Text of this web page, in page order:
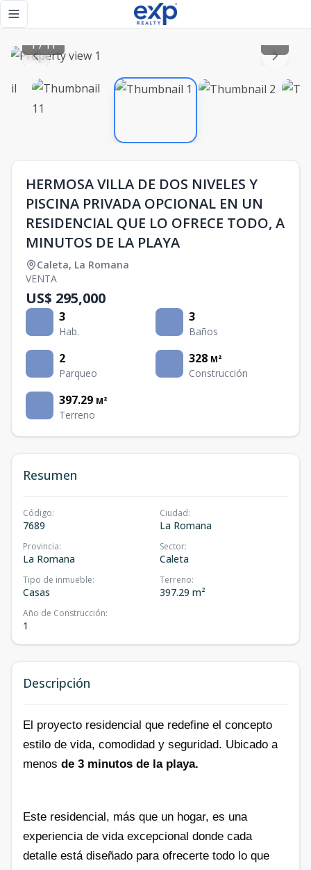
Toggle navigation menu
1/11
HERMOSA VILLA DE DOS NIVELES Y
PISCINA PRIVADA OPCIONAL EN UN
RESIDENCIAL QUE LO OFRECE TODO, A
MINUTOS DE LA PLAYA
Caleta, La Romana
VENTA
US$ 295,000
3
Hab.
3
Baños
2
Parqueo
328 M²
Construcción
397.29 M²
Terreno
Resumen
Código:
7689
Ciudad:
La Romana
Provincia:
La Romana
Sector:
Caleta
Tipo de inmueble:
Casas
Terreno:
397.29 m²
Año de Construcción:
1
Descripción
El proyecto residencial que redefine el concepto
estilo de vida, comodidad y seguridad. Ubicado a
menos de 3 minutos de la playa.
Este residencial, más que un hogar, es una
experiencia de vida excepcional donde cada
detalle está diseñado para ofrecerte todo lo que
HERMOSA VILLA DE DOS NIVELES Y PISCINA PRIVADA